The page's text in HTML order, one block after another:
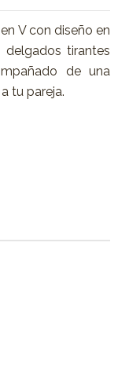
V con diseño en
tirantes
de una
tu pareja.